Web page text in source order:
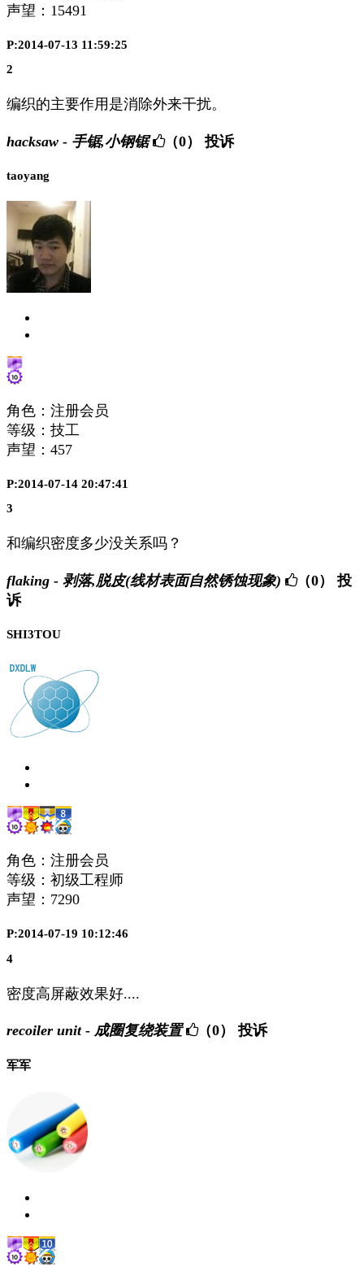
声望： 15491
P:2014-07-13 11:59:25
2
编织的主要作用是消除外来干扰。
hacksaw - 手锯,小钢锯 （0） 投诉
taoyang
角色：注册会员
等级：技工
声望： 457
P:2014-07-14 20:47:41
3
和编织密度多少没关系吗？
flaking - 剥落,脱皮(线材表面自然锈蚀现象) （0）
投
诉
SHI3TOU
角色：注册会员
等级：初级工程师
声望： 7290
P:2014-07-19 10:12:46
4
密度高屏蔽效果好....
recoiler unit - 成圈复绕装置 （0） 投诉
军军